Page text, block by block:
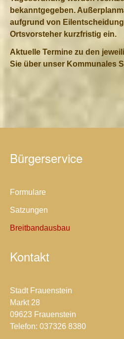
bekanntgegeben.
aufgrund von
Ortsvorsteher kurzfristig ein.
Aktuelle Termine zu den
Sie über unser Kommunales
Bürgerservice
Formulare
Satzungen
Breitbandausbau
Kontakt
Stadt Frauenstein
Markt 28
09623 Frauenstein
Telefon: 037326 8380